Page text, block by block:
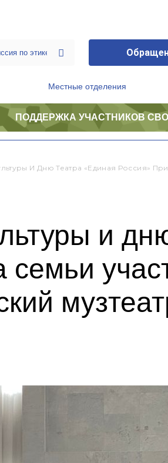
Местные отделения
ПОДДЕРЖКА УЧАСТНИКОВ СВО
И Дню Театра «Единая Россия»
и
семьи